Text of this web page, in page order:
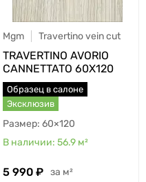
Mgm Travertino vein cut
TRAVERTINO AVORIO
CANNETTATO 60X120
Образец в салоне
Эксклюзив
60×120
56.9 м²
5 990 м²